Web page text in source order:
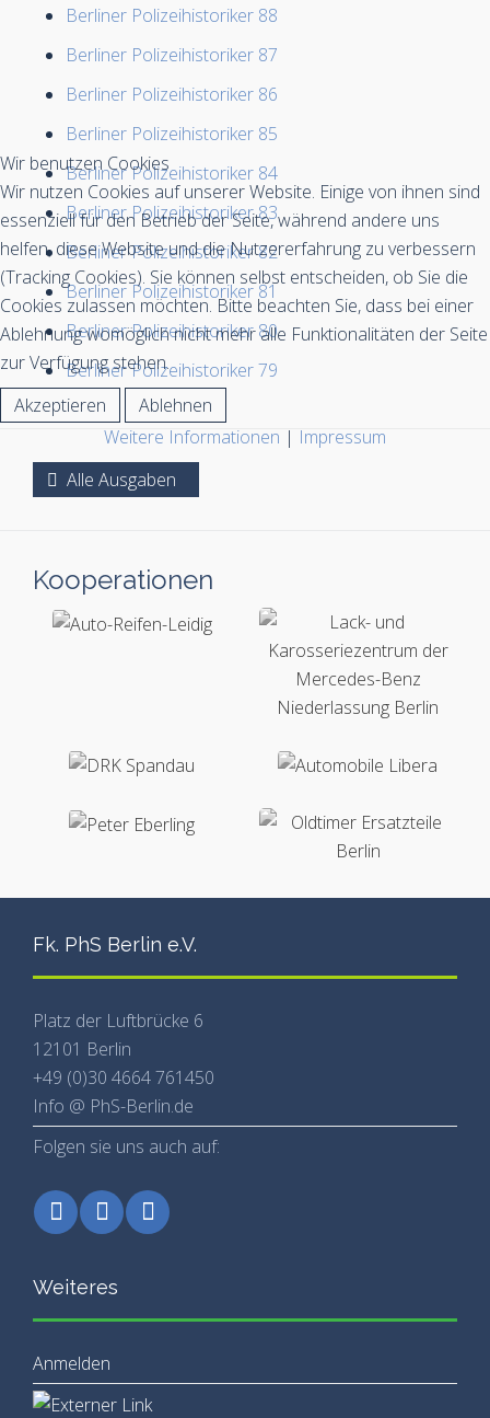
Berliner Polizeihistoriker 88
Berliner Polizeihistoriker 87
Berliner Polizeihistoriker 86
Berliner Polizeihistoriker 85
Berliner Polizeihistoriker 84
Berliner Polizeihistoriker 83
Berliner Polizeihistoriker 82
Berliner Polizeihistoriker 81
Berliner Polizeihistoriker 80
Berliner Polizeihistoriker 79
Alle Ausgaben
Kooperationen
Fk. PhS Berlin e.V.
Platz der Luftbrücke 6
12101 Berlin
+49 (0)30 4664 761450
Info @ PhS-Berlin.de
Folgen sie uns auch auf:
Weiteres
Anmelden
Wir benutzen Cookies
Wir nutzen Cookies auf unserer Website. Einige von ihnen sind
essenziell für den Betrieb der Seite, während andere uns
helfen, diese Website und die Nutzererfahrung zu verbessern
(Tracking Cookies). Sie können selbst entscheiden, ob Sie die
Cookies zulassen möchten. Bitte beachten Sie, dass bei einer
Ablehnung womöglich nicht mehr alle Funktionalitäten der Seite
zur Verfügung stehen.
Akzeptieren
Ablehnen
Weitere Informationen | Impressum